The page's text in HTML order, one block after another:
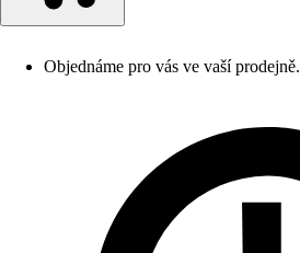
Objednáme pro vás ve vaší prodejně.